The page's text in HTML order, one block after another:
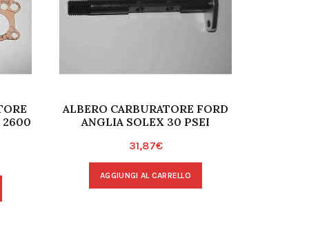
2600
ALBERO CARBURATORE FORD
ANGLIA SOLEX 30 PSEI
31,87€
AGGIUNGI AL CARRELLO